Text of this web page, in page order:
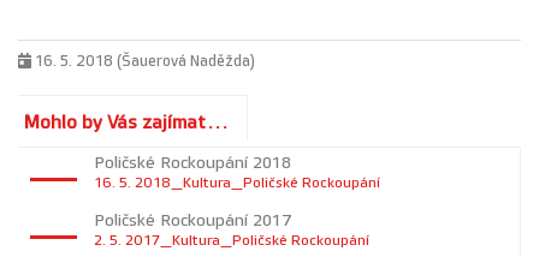
16. 5. 2018 (Šauerová Naděžda)
Mohlo by Vás zajímat...
Poličské Rockoupání 2018
16. 5. 2018_Kultura_Poličské Rockoupání
Poličské Rockoupání 2017
2. 5. 2017_Kultura_Poličské Rockoupání